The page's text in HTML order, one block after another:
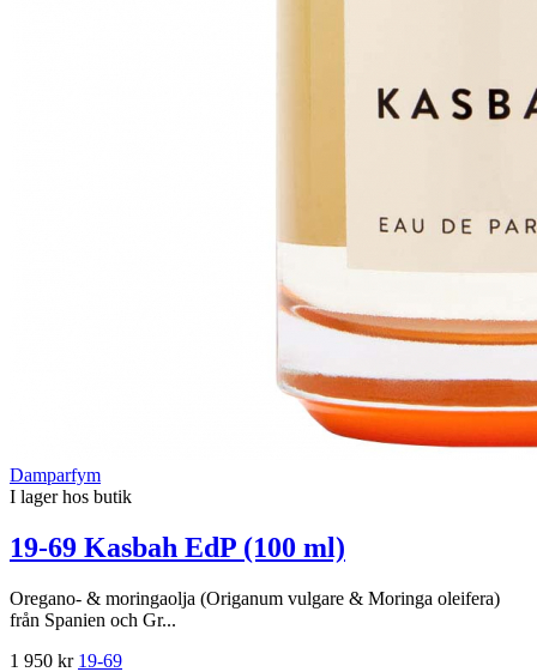
Damparfym
I lager hos butik
19-69 Kasbah EdP (100 ml)
Oregano- & moringaolja (Origanum vulgare & Moringa oleifera)
från Spanien och Gr...
1 950 kr 19-69